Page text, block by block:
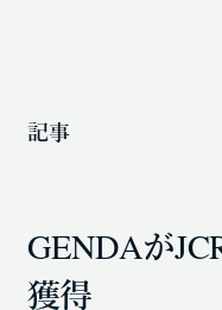
トラックレコード
LOCATION
記事
GENDAが
獲得